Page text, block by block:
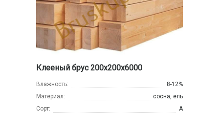
Клееный брус 200х200х6000
Влажность:
8-12%
Материал:
сосна, ель
Сорт:
А